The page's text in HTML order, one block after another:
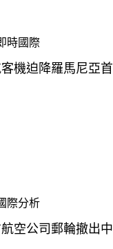
時國際
機迫降羅馬尼亞
際分析
空公司郵輪撤出